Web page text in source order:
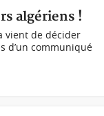
algériens !
vient de décider
d’un communiqué